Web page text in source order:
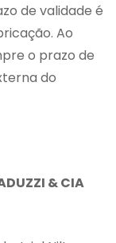
de validade é
Ao
o prazo de
do
& CIA